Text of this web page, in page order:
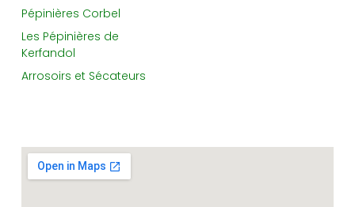
Pépinières Corbel
Les Pépinières de
Kerfandol
Arrosoirs et Sécateurs